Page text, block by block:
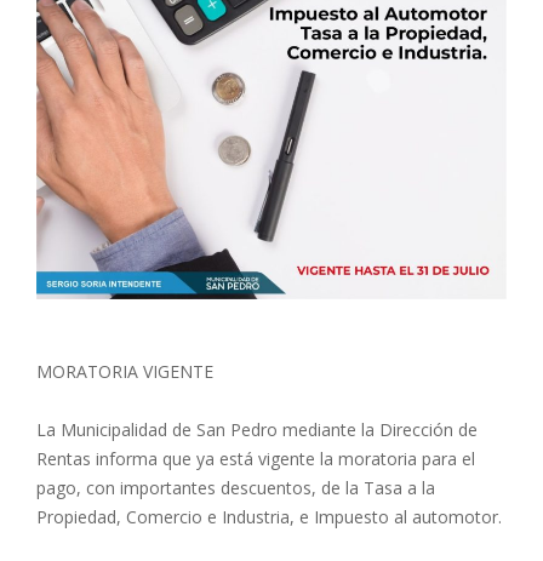
MORATORIA VIGENTE
La Municipalidad de San Pedro mediante la Dirección de
Rentas informa que ya está vigente la moratoria para el
pago, con importantes descuentos, de la Tasa a la
Propiedad, Comercio e Industria, e Impuesto al automotor.